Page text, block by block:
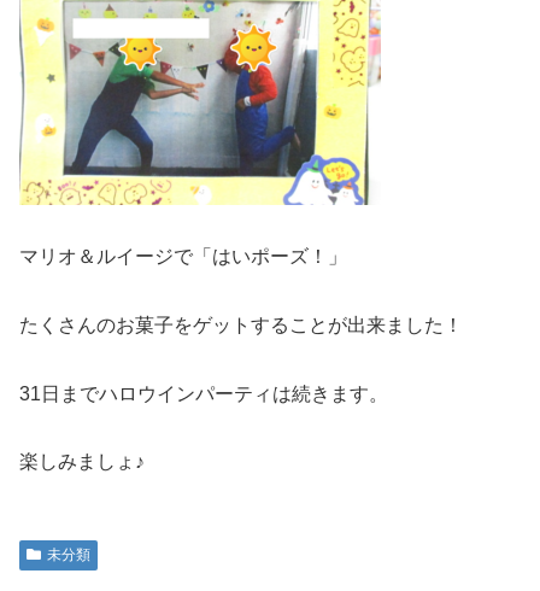
マリオ＆ルイージで「はいポーズ！」
たくさんのお菓子をゲットすることが出来ました！
31日までハロウインパーティは続きます。
楽しみましょ♪
未分類